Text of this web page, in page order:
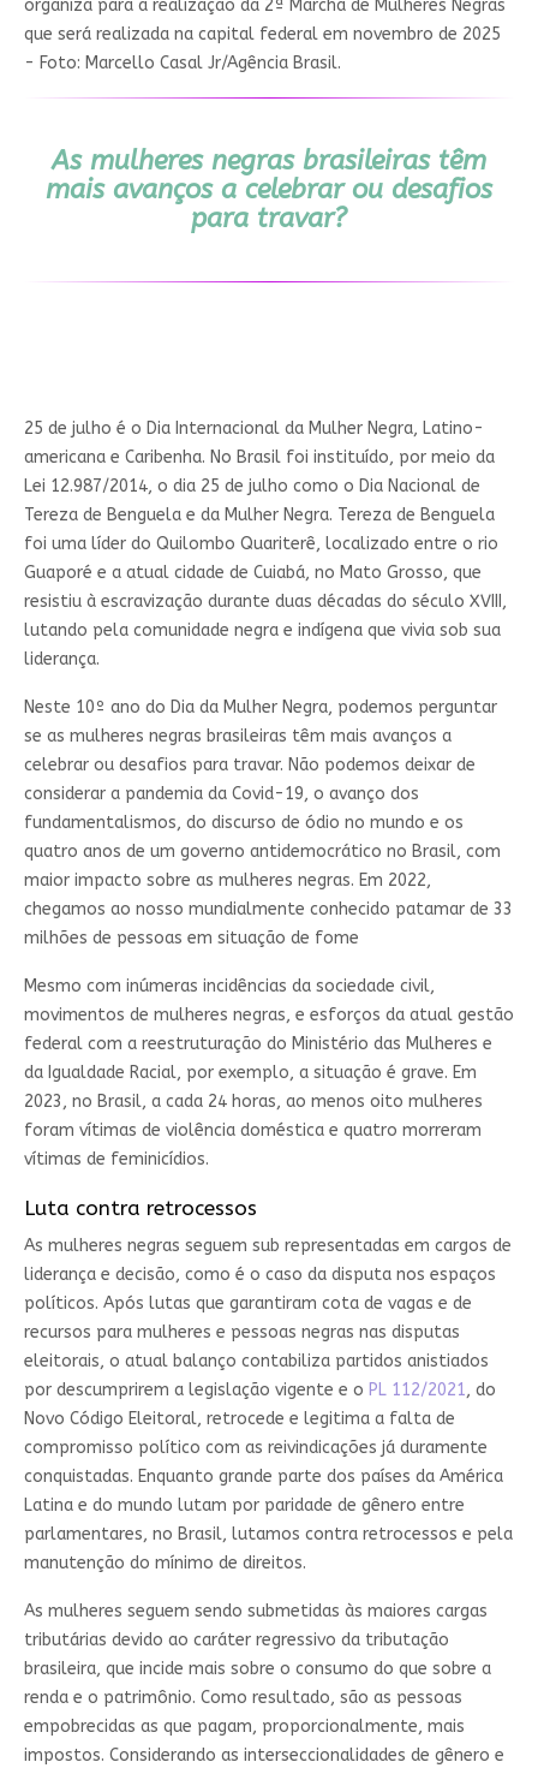
organiza para a realização da 2ª Marcha de Mulheres Negras
que será realizada na capital federal em novembro de 2025
- Foto: Marcello Casal Jr/Agência Brasil.
As mulheres negras brasileiras têm
mais avanços a celebrar ou desafios
para travar?
25 de julho é o Dia Internacional da Mulher Negra, Latino-
americana e Caribenha. No Brasil foi instituído, por meio da
Lei 12.987/2014, o dia 25 de julho como o Dia Nacional de
Tereza de Benguela e da Mulher Negra. Tereza de Benguela
foi uma líder do Quilombo Quariterê, localizado entre o rio
Guaporé e a atual cidade de Cuiabá, no Mato Grosso, que
resistiu à escravização durante duas décadas do século XVIII,
lutando pela comunidade negra e indígena que vivia sob sua
liderança.
Neste 10º ano do Dia da Mulher Negra, podemos perguntar
se as mulheres negras brasileiras têm mais avanços a
celebrar ou desafios para travar. Não podemos deixar de
considerar a pandemia da Covid-19, o avanço dos
fundamentalismos, do discurso de ódio no mundo e os
quatro anos de um governo antidemocrático no Brasil, com
maior impacto sobre as mulheres negras. Em 2022,
chegamos ao nosso mundialmente conhecido patamar de 33
milhões de pessoas em situação de fome
Mesmo com inúmeras incidências da sociedade civil,
movimentos de mulheres negras, e esforços da atual gestão
federal com a reestruturação do Ministério das Mulheres e
da Igualdade Racial, por exemplo, a situação é grave. Em
2023, no Brasil, a cada 24 horas, ao menos oito mulheres
foram vítimas de violência doméstica e quatro morreram
vítimas de feminicídios.
Luta contra retrocessos
As mulheres negras seguem sub representadas em cargos de
liderança e decisão, como é o caso da disputa nos espaços
políticos. Após lutas que garantiram cota de vagas e de
recursos para mulheres e pessoas negras nas disputas
eleitorais, o atual balanço contabiliza partidos anistiados
por descumprirem a legislação vigente e o PL 112/2021, do
Novo Código Eleitoral, retrocede e legitima a falta de
compromisso político com as reivindicações já duramente
conquistadas. Enquanto grande parte dos países da América
Latina e do mundo lutam por paridade de gênero entre
parlamentares, no Brasil, lutamos contra retrocessos e pela
manutenção do mínimo de direitos.
As mulheres seguem sendo submetidas às maiores cargas
tributárias devido ao caráter regressivo da tributação
brasileira, que incide mais sobre o consumo do que sobre a
renda e o patrimônio. Como resultado, são as pessoas
empobrecidas as que pagam, proporcionalmente, mais
impostos. Considerando as interseccionalidades de gênero e